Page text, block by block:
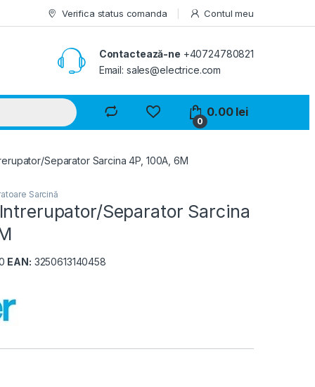
Verifica status comanda Contul meu
Contactează-ne +40724780821
Email: sales@electrice.com
0
0.00 lei
Separator Sarcina 4P, 100A, 6M
Sarcină
Separator Sarcina
EAN: 3250613140458